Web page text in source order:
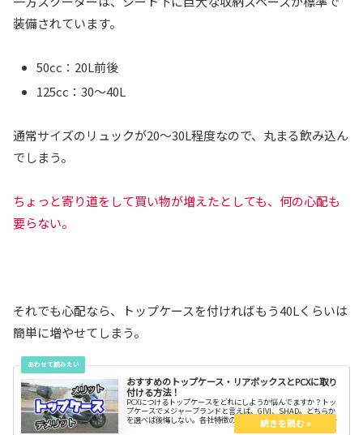
装備されています。
50cc：20L前後
125cc：30～40L
通常サイズのリュックが20～30L程度なので、丸まる飲み込ん
でしまう。
ちょっと寄り道をして買い物が増えたとしても、何の心配も
要らない。
それでも心配なら、トップケースを付ければもう40Lくらいは
簡単に増やせてしまう。
おすすめのトップケース・リアボックスとPCXに取り
付ける方法！
PCXにつけるトップケースをどれにしようか悩んでますか？トッ
プケースでメジャーブランドと言えば、GIVI、SHAD。どちらか
を選べば後悔しない。各社特徴の比較と取り付け方を知ってスッ
キリしよう。トップケースによって対応するリアキャリアも変わ